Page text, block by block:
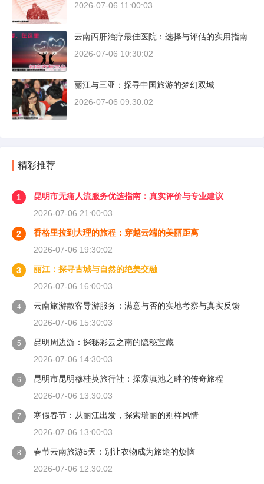
2026-07-06 11:00:03
云南丙肝治疗最佳医院：选择与评估的实用指南
2026-07-06 10:30:02
丽江与三亚：探寻中国旅游的梦幻双城
2026-07-06 09:30:02
精彩推荐
1
昆明市无痛人流服务优选指南：真实评价与专业建议
2026-07-06 21:00:03
2
香格里拉到大理的旅程：穿越云端的美丽距离
2026-07-06 19:30:02
3
丽江：探寻古城与自然的绝美交融
2026-07-06 16:00:03
4
云南旅游散客导游服务：满意与否的实地考察与真实反馈
2026-07-06 15:30:03
5
昆明周边游：探秘彩云之南的隐秘宝藏
2026-07-06 14:30:03
6
昆明市昆明穆桂英旅行社：探索滇池之畔的传奇旅程
2026-07-06 13:30:03
7
寒假春节：从丽江出发，探索瑞丽的别样风情
2026-07-06 13:00:03
8
春节云南旅游5天：别让衣物成为旅途的烦恼
2026-07-06 12:30:02